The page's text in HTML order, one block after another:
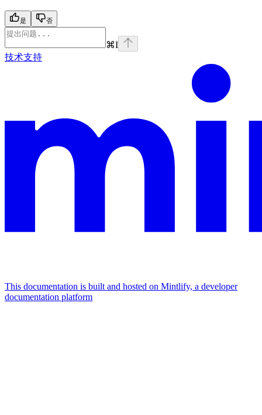
是 否
⌘I
技术支持
This documentation is built and hosted on Mintlify, a developer
documentation platform